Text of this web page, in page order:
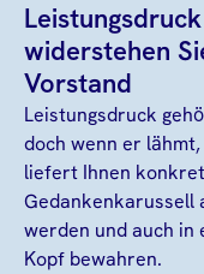
widerstehen
Vorstand
Leistungsdruck
doch wenn er
liefert Ihnen
Gedankenkarussell
werden und auch in
Kopf bewahren.